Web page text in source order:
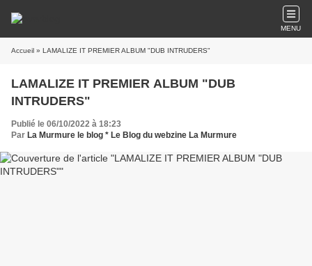
MENU
Accueil » LAMALIZE IT PREMIER ALBUM "DUB INTRUDERS"
LAMALIZE IT PREMIER ALBUM "DUB
INTRUDERS"
Publié le 06/10/2022 à 18:23
Par La Murmure le blog * Le Blog du webzine La Murmure